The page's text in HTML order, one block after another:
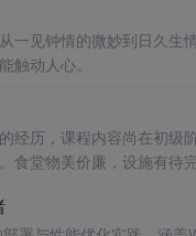
一见钟情的微妙到日久生
触动人心。
经历，课程内容尚在初
食堂物美价廉，设施有待完